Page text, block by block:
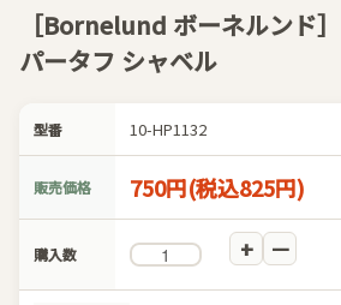
［Bornelund ボーネルンド
パータフ シャベル
型番 10-HP1132
販売価格 750円(税込825円)
購入数